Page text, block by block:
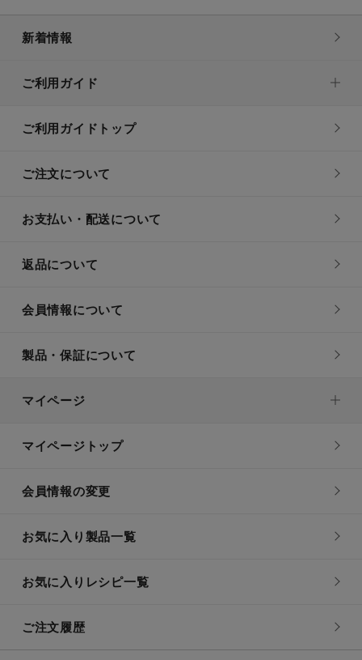
新着情報
ご利用ガイド
ご利用ガイドトップ
ご注文について
お支払い・配送について
返品について
会員情報について
製品・保証について
マイページ
マイページトップ
会員情報の変更
お気に入り製品一覧
お気に入りレシピ一覧
ご注文履歴